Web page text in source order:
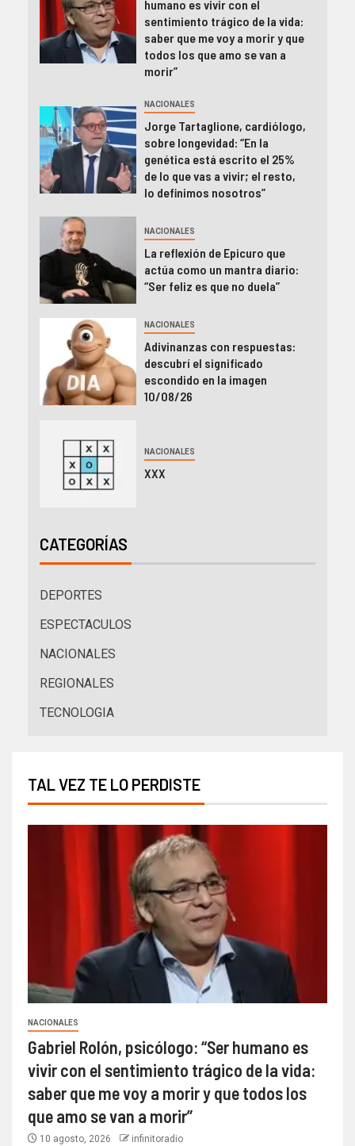
humano es vivir con el
sentimiento trágico de la vida:
saber que me voy a morir y que
todos los que amo se van a
morir”
NACIONALES
Jorge Tartaglione, cardiólogo,
sobre longevidad: “En la
genética está escrito el 25%
de lo que vas a vivir; el resto,
lo definimos nosotros”
NACIONALES
La reflexión de Epicuro que
actúa como un mantra diario:
“Ser feliz es que no duela”
NACIONALES
Adivinanzas con respuestas:
descubrí el significado
escondido en la imagen
10/08/26
NACIONALES
XXX
CATEGORÍAS
DEPORTES
ESPECTACULOS
NACIONALES
REGIONALES
TECNOLOGIA
TAL VEZ TE LO PERDISTE
NACIONALES
Gabriel Rolón, psicólogo: “Ser humano es
vivir con el sentimiento trágico de la vida:
saber que me voy a morir y que todos los
que amo se van a morir”
10 agosto, 2026 infinitoradio